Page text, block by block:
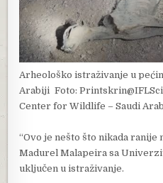
Arheološko istraživanje u
ArabijiFoto:
Center for Wildlife – Saudi
“Ovo je nešto što nikada ranije
Madurel Malapeira sa
uključen u istraživanje.